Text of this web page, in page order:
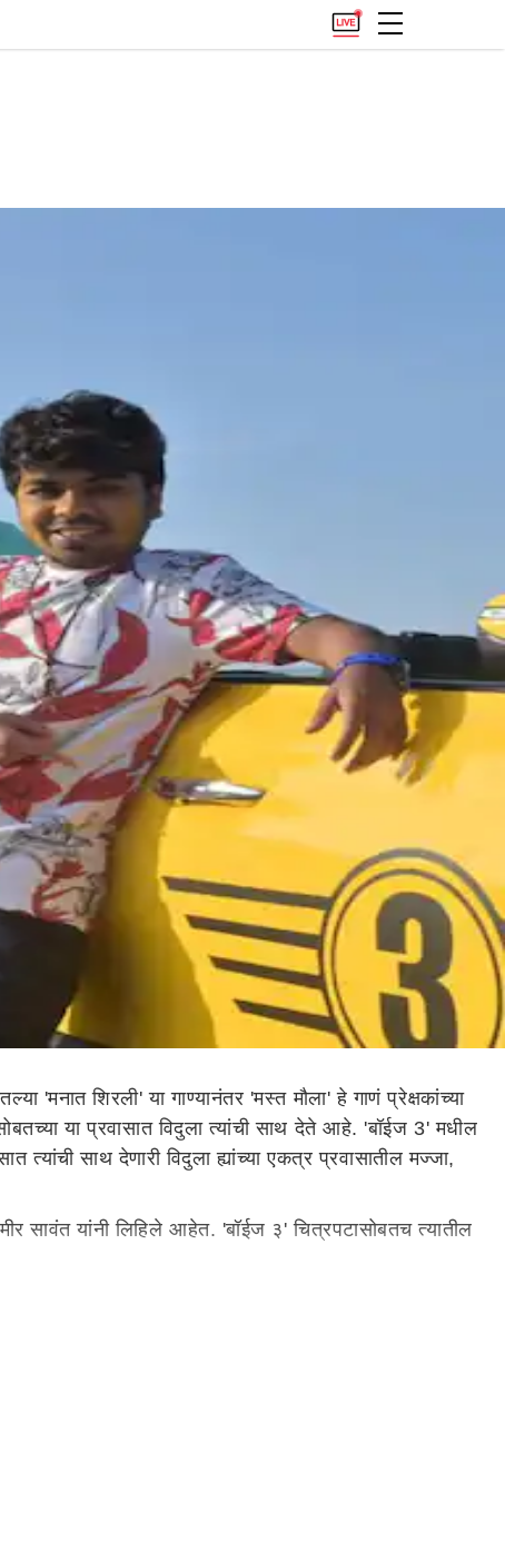
'मनात शिरली' या गाण्यानंतर 'मस्त मौला' हे गाणं प्रेक्षकांच्या
या प्रवासात विदुला त्यांची साथ देते आहे. 'बॉईज 3' मधील
त्यांची साथ देणारी विदुला ह्यांच्या एकत्र प्रवासातील मज्जा,
सावंत यांनी लिहिले आहेत. 'बॉईज ३' चित्रपटासोबतच त्यातील